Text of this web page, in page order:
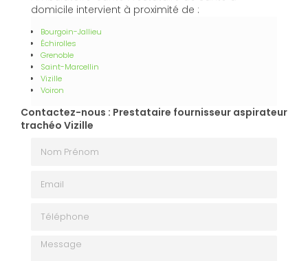
domicile intervient à proximité de :
Bourgoin-Jallieu
Échirolles
Grenoble
Saint-Marcellin
Vizille
Voiron
Contactez-nous : Prestataire fournisseur aspirateur
trachéo Vizille
Message